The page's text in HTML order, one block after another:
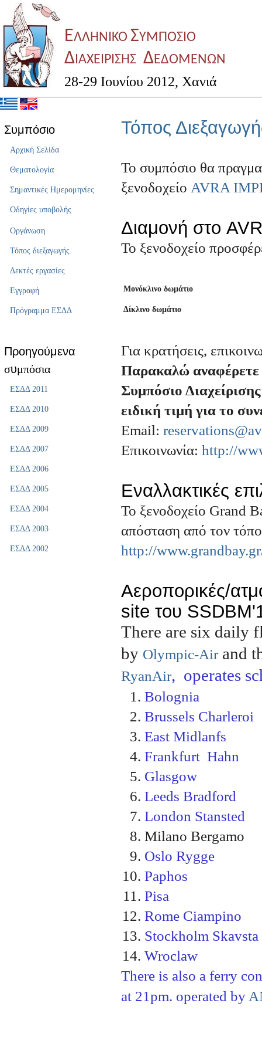
ΕΛΛΗΝΙΚΟ ΣΥΜΠΟΣΙΟ
ΔΙΑΧΕΙΡΙΣΗΣ ΔΕΔΟΜΕΝΩΝ
28-29 Ιουνίου 2012, Χανιά
Συμπόσιο
Αρχική Σελίδα
Θεματολογία
Σημαντικές Ημερομηνίες
Οδηγίες υποβολής
Οργάνωση
Τόπος διεξαγωγής
Δεκτές εργασίες
Εγγραφή
Πρόγραμμα ΕΣΔΔ
Προηγούμενα
συμπόσια
ΕΣΔΔ 2011
ΕΣΔΔ 2010
ΕΣΔΔ 2009
ΕΣΔΔ 2007
ΕΣΔΔ 2006
ΕΣΔΔ 2005
ΕΣΔΔ 2004
ΕΣΔΔ 2003
ΕΣΔΔ 2002
Τόπος
Το συμπόσιο θα
ξενοδοχείο AVRA
Διαμονή στο
Το ξενοδοχείο
Μονόκλινο δωμάτιο
Δίκλινο δωμάτιο
Για κρατήσεις,
Παρακαλώ αναφέρετε
Συμπόσιο
ειδική τιμή για το
Email:
Επικοινωνία: http://
Εναλλακτικές
Το ξενοδοχείο Grand
απόσταση από τον
http://
Αεροπορικές/
site του
There are six daily
by Olympic-Air and
RyanAir, operates
Bolognia
Brussels Charleroi
East Midlanfs
Frankfurt Hahn
Glasgow
Leeds Bradford
London Stansted
Milano Bergamo
Oslo Rygge
Paphos
Pisa
Rome Ciampino
Stockholm Skavsta
Wroclaw
There is also a ferry
at 21pm. operated by